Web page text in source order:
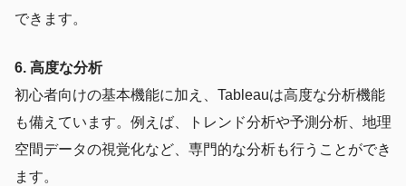
できます。
6. 高度な分析
初心者向けの基本機能に加え、Tableauは高度な分析機能
も備えています。例えば、トレンド分析や予測分析、地理
空間データの視覚化など、専門的な分析も行うことができ
ます。